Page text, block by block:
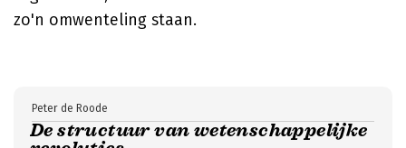
zo'n omwenteling staan.
De structuur van wetenschappelijke
Peter de Roode